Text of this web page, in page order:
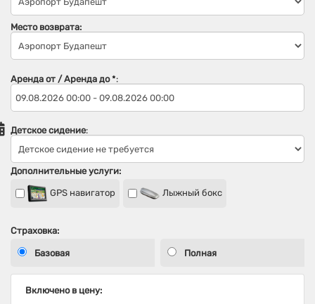
Место возврата:
Аренда от / Аренда до *:
Детское сидение:
Дополнительные услуги:
GPS навигатор Лыжный бокс
Страховка:
Базовая Полная
Включено в цену: